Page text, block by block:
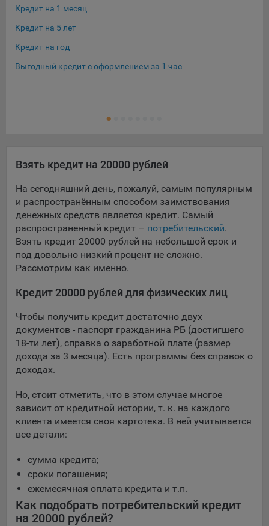
конфиденциальности Яндекс
Google Analytics – сервис веб-аналитики,
Google Data Protection Office, 1600 Amphitheatre Pkwy,
Mountain View, CA 94043, USA.
Политика
Пиксель VK Рекламы - сервис позволяет показывать
посещали сайт.
Адрес: ООО «ВК», РФ, 125167, г. Москва, Ленинградский
проспект, д. 39, стр. 79, БЦ «SkyLight».
Технические настройки
Технические настройки хранят технические данные вашего
выбора (например, языкового). Техническая аналитика
данной цели:
Сервис хранения информации, предоставляемый
компанией, согласно договора аренды ООО «Рэкун
технолоджи», 220069 г. Минск, пр-т Дзержинского, д.3Б,
пом.44.
Рекламные Cookie
Отключение рекламных cookie-файлы не позволит
принимать меры по совершенствованию работы
осуществлять подбор рекламы, иных рекламных
материалов по наиболее актуальному, подходящему
назначению для каждого конкретного пользователя.
Компании, которым мы поручаем обработку данных для
Кредит на 1 месяц
Кредит на 5 лет
Кредит на год
Выгодный кредит с оформлением за 1 час
Взять кредит на 20000 рублей
На сегодняшний день, пожалуй, самым популярным
и распространённым способом заимствования
денежных средств является кредит. Самый
распространенный кредит – потребительский.
Взять кредит 20000 рублей на небольшой срок и
под довольно низкий процент не сложно.
Рассмотрим как именно.
Кредит 20000 рублей для физических лиц
Чтобы получить кредит достаточно двух
документов - паспорт гражданина РБ (достигшего
18-ти лет), справка о заработной плате (размер
дохода за 3 месяца). Есть программы без справок о
доходах.
Но, стоит отметить, что в этом случае многое
зависит от кредитной истории, т. к. на каждого
клиента имеется своя картотека. В ней учитывается
все детали:
сумма кредита;
сроки погашения;
ежемесячная оплата кредита и т.п.
Как подобрать потребительский кредит
на 20000 рублей?